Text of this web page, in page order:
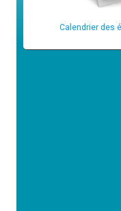
Calendrier des